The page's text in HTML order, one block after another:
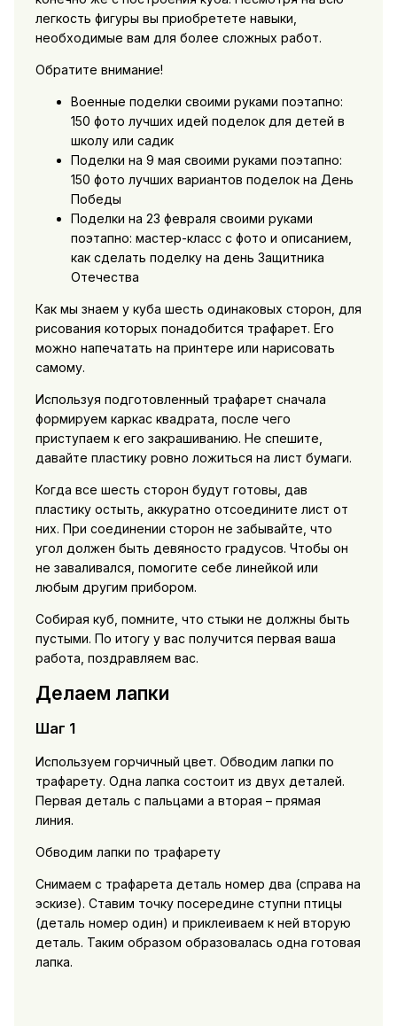
легкость фигуры вы приобретете навыки,
необходимые вам для более сложных работ.
Обратите внимание!
Военные поделки своими руками поэтапно:
150 фото лучших идей поделок для детей в
школу или садик
Поделки на 9 мая своими руками поэтапно:
150 фото лучших вариантов поделок на День
Победы
Поделки на 23 февраля своими руками
поэтапно: мастер-класс с фото и описанием,
как сделать поделку на день Защитника
Отечества
Как мы знаем у куба шесть одинаковых сторон, для
рисования которых понадобится трафарет. Его
можно напечатать на принтере или нарисовать
самому.
Используя подготовленный трафарет сначала
формируем каркас квадрата, после чего
приступаем к его закрашиванию. Не спешите,
давайте пластику ровно ложиться на лист бумаги.
Когда все шесть сторон будут готовы, дав
пластику остыть, аккуратно отсоедините лист от
них. При соединении сторон не забывайте, что
угол должен быть девяносто градусов. Чтобы он
не заваливался, помогите себе линейкой или
любым другим прибором.
Собирая куб, помните, что стыки не должны быть
пустыми. По итогу у вас получится первая ваша
работа, поздравляем вас.
Делаем лапки
Шаг 1
Используем горчичный цвет. Обводим лапки по
трафарету. Одна лапка состоит из двух деталей.
Первая деталь с пальцами а вторая – прямая
линия.
Обводим лапки по трафарету
Снимаем с трафарета деталь номер два (справа на
эскизе). Ставим точку посередине ступни птицы
(деталь номер один) и приклеиваем к ней вторую
деталь. Таким образом образовалась одна готовая
лапка.